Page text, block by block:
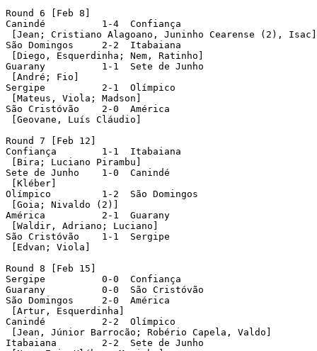
Round 6 [Feb 8]
Canindé		 1-4  Confiança
[Jean; Cristiano Alagoano, Juninho Cearense (2), Isac]
São Domingos	 2-2  Itabaiana
[Diego, Esquerdinha; Nem, Ratinho]
Guarany		 1-1  Sete de Junho
[André; Fio]
Sergipe		 2-1  Olímpico
[Mateus, Viola; Madson]
São Cristóvão	 2-0  América
[Geovane, Luís Cláudio]
Round 7 [Feb 12]
Confiança	 1-1  Itabaiana
[Bira; Luciano Pirambu]
Sete de Junho	 1-0  Canindé
[Kléber]
Olímpico	 1-2  São Domingos
[Goia; Nivaldo (2)]
América		 2-1  Guarany
[Waldir, Adriano; Luciano]
São Cristóvão	 1-1  Sergipe
[Edvan; Viola]
Round 8 [Feb 15]
Sergipe		 0-0  Confiança
Guarany		 0-0  São Cristóvão
São Domingos	 2-0  América
[Artur, Esquerdinha]
Canindé		 2-2  Olímpico
[Jean, Júnior Barrocão; Robério Capela, Valdo]
Itabaiana	 2-2  Sete de Junho